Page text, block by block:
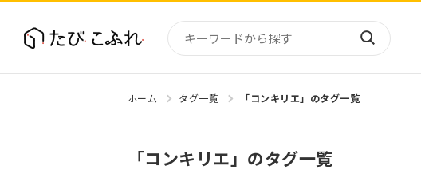
東北
ホーム タグ一覧 「コンキリエ」のタグ一覧
「コンキリエ」のタグ一覧